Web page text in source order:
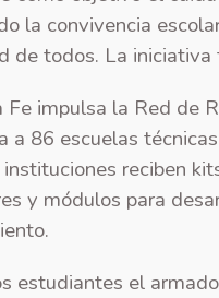
la convivencia
de todos. La
Fe impulsa la Red de
a 86 escuelas
reciben
y módulos para
estudiantes el